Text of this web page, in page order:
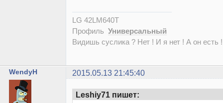
LG 42LM640T
Профиль Универсальный
Видишь суслика ? Нет ! И я нет ! А он есть
WendyH 2015.05.13 21:45:40
Leshiy71 пишет: